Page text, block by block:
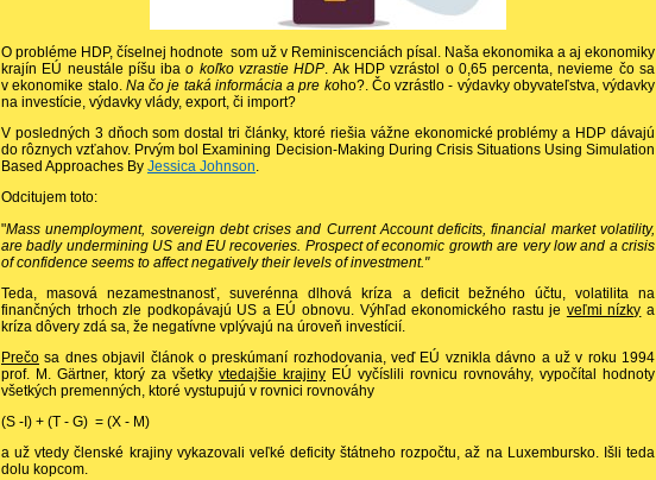
O probléme HDP, číselnej hodnote som už v Reminiscenciách písal. Naša ekonomika a aj ekonomiky
krajín EÚ neustále píšu ibao koľko vzrastie HDP. Ak HDP vzrástol o 0,65 percenta, nevieme čo sa
v ekonomike stalo. Na čo je taká informácia a pre koho?. Čo vzrástlo - výdavky obyvateľstva, výdavky
na investície, výdavky vlády, export, či import?
V posledných 3 dňoch som dostal tri články, ktoré riešia vážne ekonomické problémy a HDP dávajú
do rôznych vzťahov. Prvým bol Examining Decision-Making During Crisis Situations Using Simulation
Based Approaches By Jessica Johnson.
Odcitujem toto:
"Mass unemployment, sovereign debt crises and Current Account deficits, financial market volatility,
are badly undermining US and EU recoveries. Prospect of economic growth are very low and a crisis
of confidence seems to affect negatively their levels of investment."
Teda, masová nezamestnanosť, suverénna dlhová kríza a deficit bežného účtu, volatilita na
finančných trhoch zle podkopávajú US a EÚ obnovu. Výhľad ekonomického rastu je veľmi nízky a
kríza dôvery zdá sa, že negatívne vplývajú na úroveň investícií.
Prečo sa dnes objavil článok o preskúmaní rozhodovania, veď EÚ vznikla dávno a už v roku 1994
prof. M. Gärtner, ktorý za všetky vtedajšie krajiny EÚ vyčíslili rovnicu rovnováhy, vypočítal hodnoty
všetkých premenných, ktoré vystupujú v rovnici rovnováhy
(S -I) + (T - G) = (X - M)
a už vtedy členské krajiny vykazovali veľké deficity štátneho rozpočtu, až na Luxembursko. Išli teda
dolu kopcom.